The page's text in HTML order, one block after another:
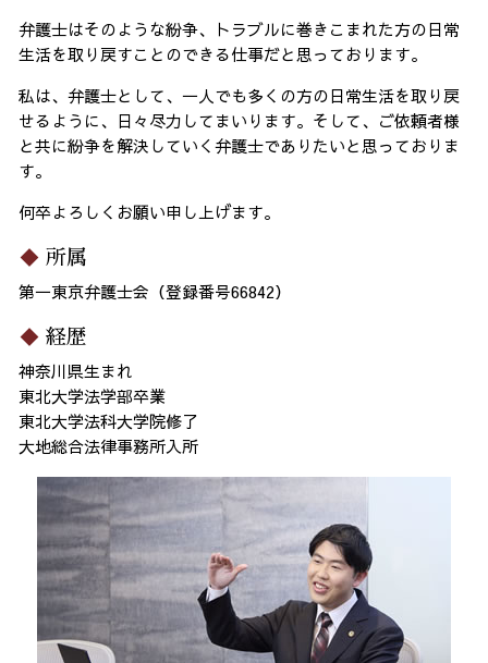
弁護士はそのような紛争、トラブルに巻きこまれた方の日常
生活を取り戻すことのできる仕事だと思っております。
私は、弁護士として、一人でも多くの方の日常生活を取り戻
せるように、日々尽力してまいります。そして、ご依頼者様
と共に紛争を解決していく弁護士でありたいと思っておりま
す。
何卒よろしくお願い申し上げます。
所属
第一東京弁護士会（登録番号66842）
経歴
神奈川県生まれ
東北大学法学部卒業
東北大学法科大学院修了
大地総合法律事務所入所